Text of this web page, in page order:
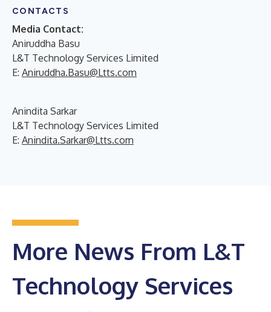
CONTACTS
Media Contact:
Aniruddha Basu
L&T Technology Services Limited
E: Aniruddha.Basu@Ltts.com
Anindita Sarkar
L&T Technology Services Limited
E: Anindita.Sarkar@Ltts.com
More News From L&T
Technology Services